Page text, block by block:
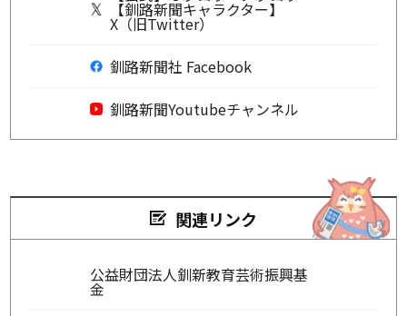
【釧路新聞キャラクター】
X（旧Twitter）
釧路新聞社 Facebook
釧路新聞Youtubeチャンネル
関連リンク
公益財団法人釧新教育芸術振興基
金